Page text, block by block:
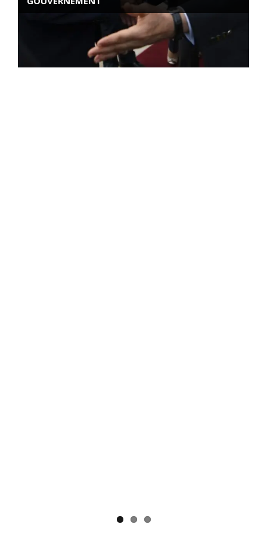
ROSE VALLAND, HEROÏNE DE LA RESISTANCE